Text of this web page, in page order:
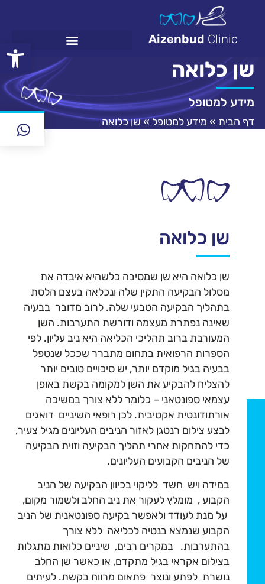
Aizenbud Clinic
שן כלואה
מידע למטופל
דף הבית » מידע למטופל»שן כלואה
שן כלואה
שן כלואה היא שן שמסיבה כלשהיא איבדה את
מסלול הבקיעה התקין שלה ונכלאה בעצם הלסת
בתהליך הבקיעה הטבעי שלה. לרוב מדובר בבעיה
שאינה נפתרת מעצמה ודורשת התערבות. השן
המעורבת ברוב תהליכי הכליאה היא ניב עליון. לפי
הספרות הרפואית בתחום מתברר שככל שנטפל
בבעיה בגיל מוקדם יותר, יש סיכויים טובים יותר
להצליח להבקיע את השן למקומה בקשת באופן
עצמאי ספונטאני – כלומר ללא צורך במשיכה
אורתודונטית אקטיבית. לכן רופאי השיניים דואגים
לבצע צילום רנטגן לאזור הניבים העליונים מגיל צעיר,
כדי להתחקות אחרי תהליך הבקיעה וזוית הבקיעה
של הניבים הקבועים העליונים.
במידה ויש חשד לליקוי בכיוון הבקיעה של הניב
הקבוע , מומלץ לעקור את ניב החלב ולשמור מקום,
על מנת לעודד ולאפשר בקיעה ספונטאנית של הניב
הקבוע שנמצא בנטיה לכליאה ללא צורך
בהתערבות. במקרים רבים, שיניים כלואות מתגלות
בצילום אקראי בגיל מתקדם, או כאשר שן החלב
נושרת לפתע ונוצר פתאום מרווח בקשת. לעיתים